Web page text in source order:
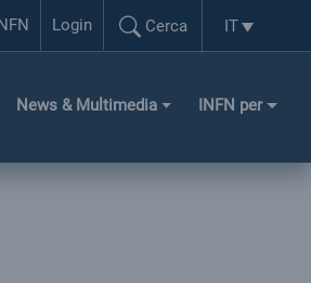
Login
Login
Cerca
Cerca...
Selezione
IT
News & Multimedia INFN per